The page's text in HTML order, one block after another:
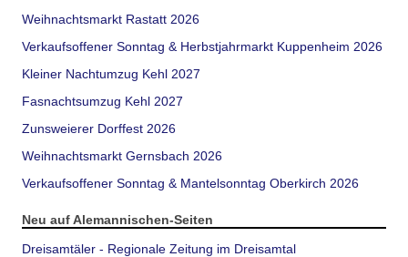
Weihnachtsmarkt Rastatt 2026
Verkaufsoffener Sonntag & Herbstjahrmarkt Kuppenheim 2026
Kleiner Nachtumzug Kehl 2027
Fasnachtsumzug Kehl 2027
Zunsweierer Dorffest 2026
Weihnachtsmarkt Gernsbach 2026
Verkaufsoffener Sonntag & Mantelsonntag Oberkirch 2026
Neu auf Alemannischen-Seiten
Dreisamtäler - Regionale Zeitung im Dreisamtal